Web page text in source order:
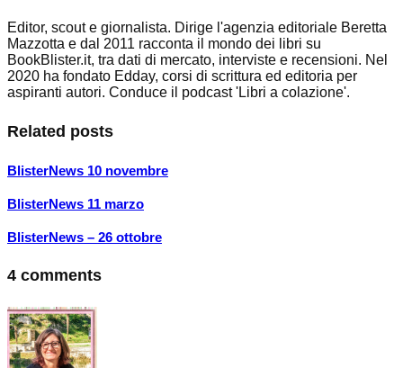
Editor, scout e giornalista. Dirige l'agenzia editoriale Beretta
Mazzotta e dal 2011 racconta il mondo dei libri su
BookBlister.it, tra dati di mercato, interviste e recensioni. Nel
2020 ha fondato Edday, corsi di scrittura ed editoria per
aspiranti autori. Conduce il podcast 'Libri a colazione'.
Related posts
BlisterNews 10 novembre
BlisterNews 11 marzo
BlisterNews – 26 ottobre
4 comments